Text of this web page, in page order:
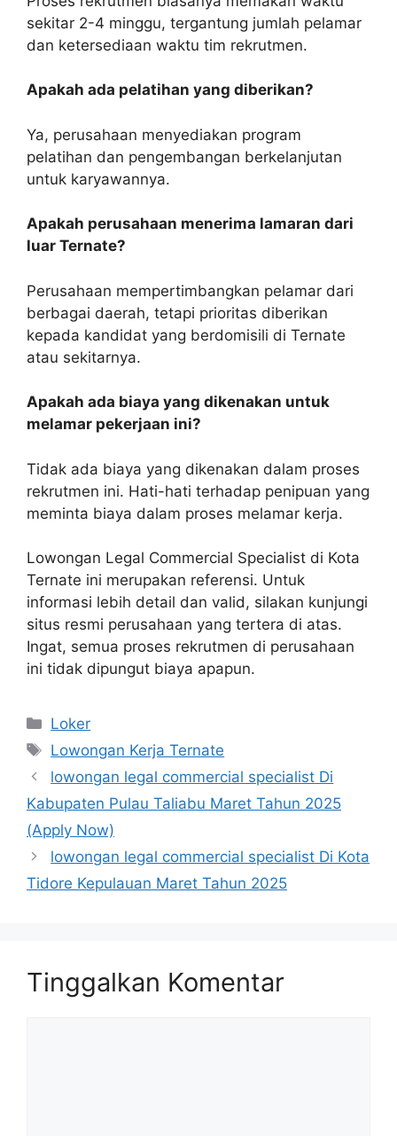
sekitar 2-4 minggu, tergantung jumlah pelamar
dan ketersediaan waktu tim rekrutmen.
Apakah ada pelatihan yang diberikan?
Ya, perusahaan menyediakan program
pelatihan dan pengembangan berkelanjutan
untuk karyawannya.
Apakah perusahaan menerima lamaran dari
luar Ternate?
Perusahaan mempertimbangkan pelamar dari
berbagai daerah, tetapi prioritas diberikan
kepada kandidat yang berdomisili di Ternate
atau sekitarnya.
Apakah ada biaya yang dikenakan untuk
melamar pekerjaan ini?
Tidak ada biaya yang dikenakan dalam proses
rekrutmen ini. Hati-hati terhadap penipuan yang
meminta biaya dalam proses melamar kerja.
Lowongan Legal Commercial Specialist di Kota
Ternate ini merupakan referensi. Untuk
informasi lebih detail dan valid, silakan kunjungi
situs resmi perusahaan yang tertera di atas.
Ingat, semua proses rekrutmen di perusahaan
ini tidak dipungut biaya apapun.
Kategori
Loker
Tag
Lowongan Kerja Ternate
lowongan legal commercial specialist Di
Kabupaten Pulau Taliabu Maret Tahun 2025
(Apply Now)
lowongan legal commercial specialist Di Kota
Tidore Kepulauan Maret Tahun 2025
Tinggalkan Komentar